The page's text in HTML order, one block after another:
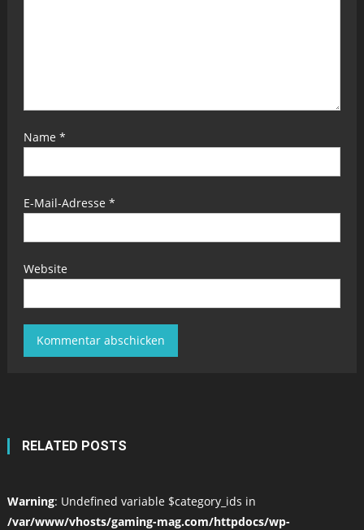
Name *
E-Mail-Adresse *
Website
RELATED POSTS
Warning: Undefined variable $category_ids in
/var/www/vhosts/gaming-mag.com/httpdocs/wp-